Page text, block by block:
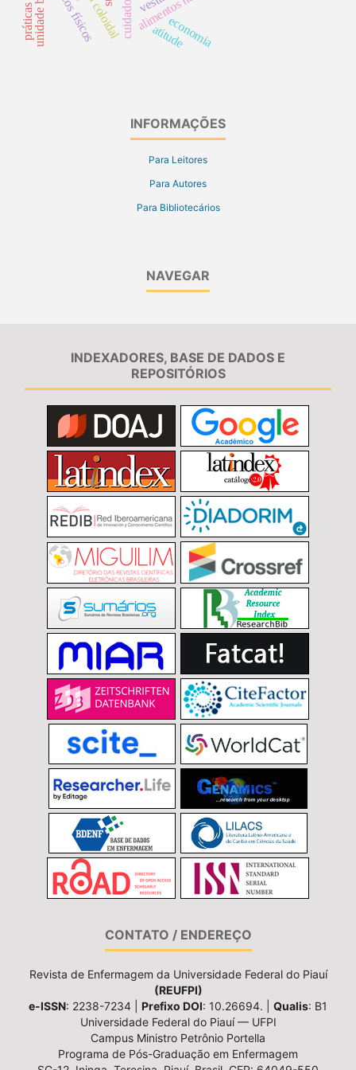
riscos físicos economia
atitude
INFORMAÇÕES
Para Leitores
Para Autores
Para Bibliotecários
NAVEGAR
INDEXADORES, BASE DE DADOS E
REPOSITÓRIOS
CONTATO / ENDEREÇO
Revista de Enfermagem da Universidade Federal do Piauí
(REUFPI)
e-ISSN: 2238-7234 | Prefixo DOI: 10.26694. | Qualis: B1
Universidade Federal do Piauí — UFPI
Campus Ministro Petrônio Portella
Programa de Pós-Graduação em Enfermagem